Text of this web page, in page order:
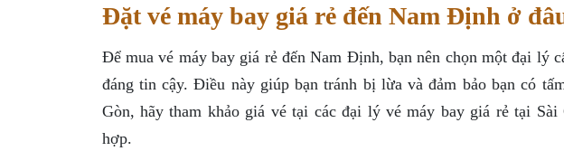
Đặt vé máy bay giá rẻ đến Nam Định ở
Để mua vé máy bay giá rẻ đến Nam Định, bạn nên chọn một đại lý
đáng tin cậy. Điều này giúp bạn tránh bị lừa và đảm bảo bạn có
Gòn, hãy tham khảo giá vé tại các đại lý vé máy bay giá rẻ tại
hợp.